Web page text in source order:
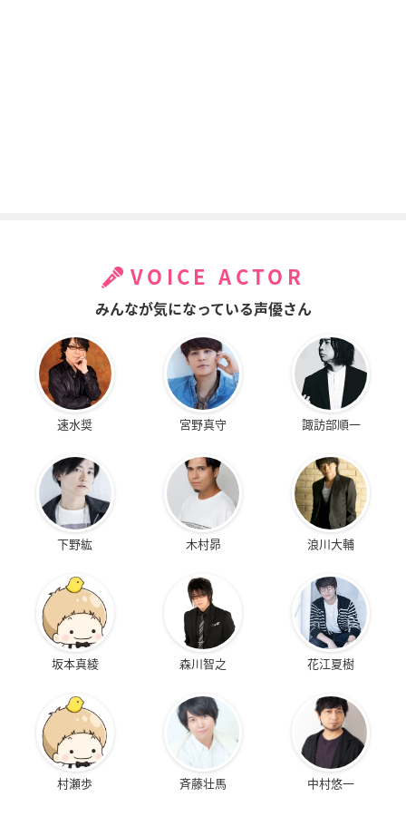
ヤッターマン1号／ガ
ンちゃん
true tears（トゥル
ーティアーズ）
野伏三代吉
機動戦士ガンダム00
1st Season
アレルヤ・ハプティ
ズム
魔人探偵脳噛ネウロ
吾代忍
BACCANO! -バッカ
ーノ-
フィーロ
スカルマン THE SKU
LL MAN
宇佐神明
セイント・ビースト
～光陰叙事詩天使譚
～
白虎のガイ
ヒロイック・エイジ
アタランティス
結界師
墨村良守
VOICE ACTOR
みんなが気になっている声優さん
速水奨 宮野真守 諏訪部順一
下野紘 木村昴 浪川大輔
坂本真綾 森川智之 花江夏樹
村瀬歩 斉藤壮馬 中村悠一